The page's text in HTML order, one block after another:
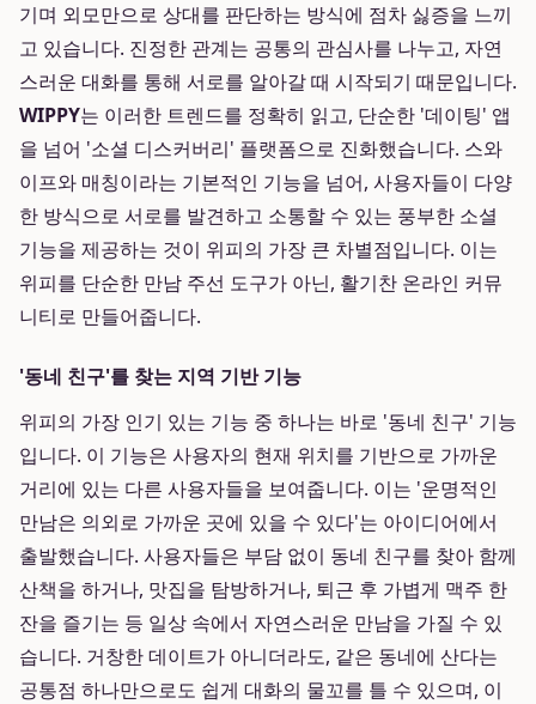
기며 외모만으로 상대를 판단하는 방식에 점차 싫증을 느끼
고 있습니다. 진정한 관계는 공통의 관심사를 나누고, 자연
스러운 대화를 통해 서로를 알아갈 때 시작되기 때문입니다.
WIPPY는 이러한 트렌드를 정확히 읽고, 단순한 '데이팅' 앱
을 넘어 '소셜 디스커버리' 플랫폼으로 진화했습니다. 스와
이프와 매칭이라는 기본적인 기능을 넘어, 사용자들이 다양
한 방식으로 서로를 발견하고 소통할 수 있는 풍부한 소셜
기능을 제공하는 것이 위피의 가장 큰 차별점입니다. 이는
위피를 단순한 만남 주선 도구가 아닌, 활기찬 온라인 커뮤
니티로 만들어줍니다.
'동네 친구'를 찾는 지역 기반 기능
위피의 가장 인기 있는 기능 중 하나는 바로 '동네 친구' 기능
입니다. 이 기능은 사용자의 현재 위치를 기반으로 가까운
거리에 있는 다른 사용자들을 보여줍니다. 이는 '운명적인
만남은 의외로 가까운 곳에 있을 수 있다'는 아이디어에서
출발했습니다. 사용자들은 부담 없이 동네 친구를 찾아 함께
산책을 하거나, 맛집을 탐방하거나, 퇴근 후 가볍게 맥주 한
잔을 즐기는 등 일상 속에서 자연스러운 만남을 가질 수 있
습니다. 거창한 데이트가 아니더라도, 같은 동네에 산다는
공통점 하나만으로도 쉽게 대화의 물꼬를 틀 수 있으며, 이